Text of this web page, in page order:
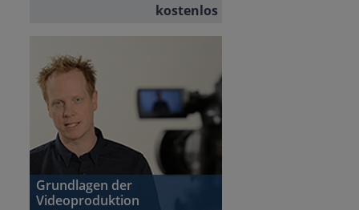
kostenlos
Grundlagen der
Videoproduktion